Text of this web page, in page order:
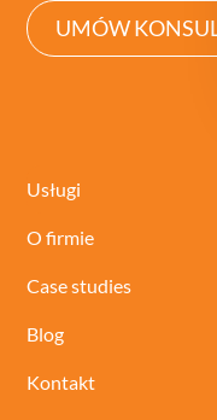
UMÓW
Usługi
O firmie
Case studies
Blog
Kontakt